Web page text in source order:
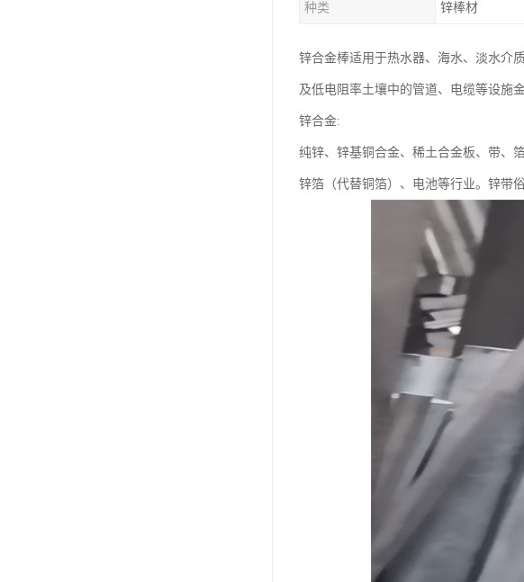
种类 锌棒材
锌合金棒适用于热水器、海水、淡水介
及低电阻率土壤中的管道、电缆等设施
锌合金:
纯锌、锌基铜合金、稀土合金板、带、
锌箔（代替铜箔）、电池等行业。锌带